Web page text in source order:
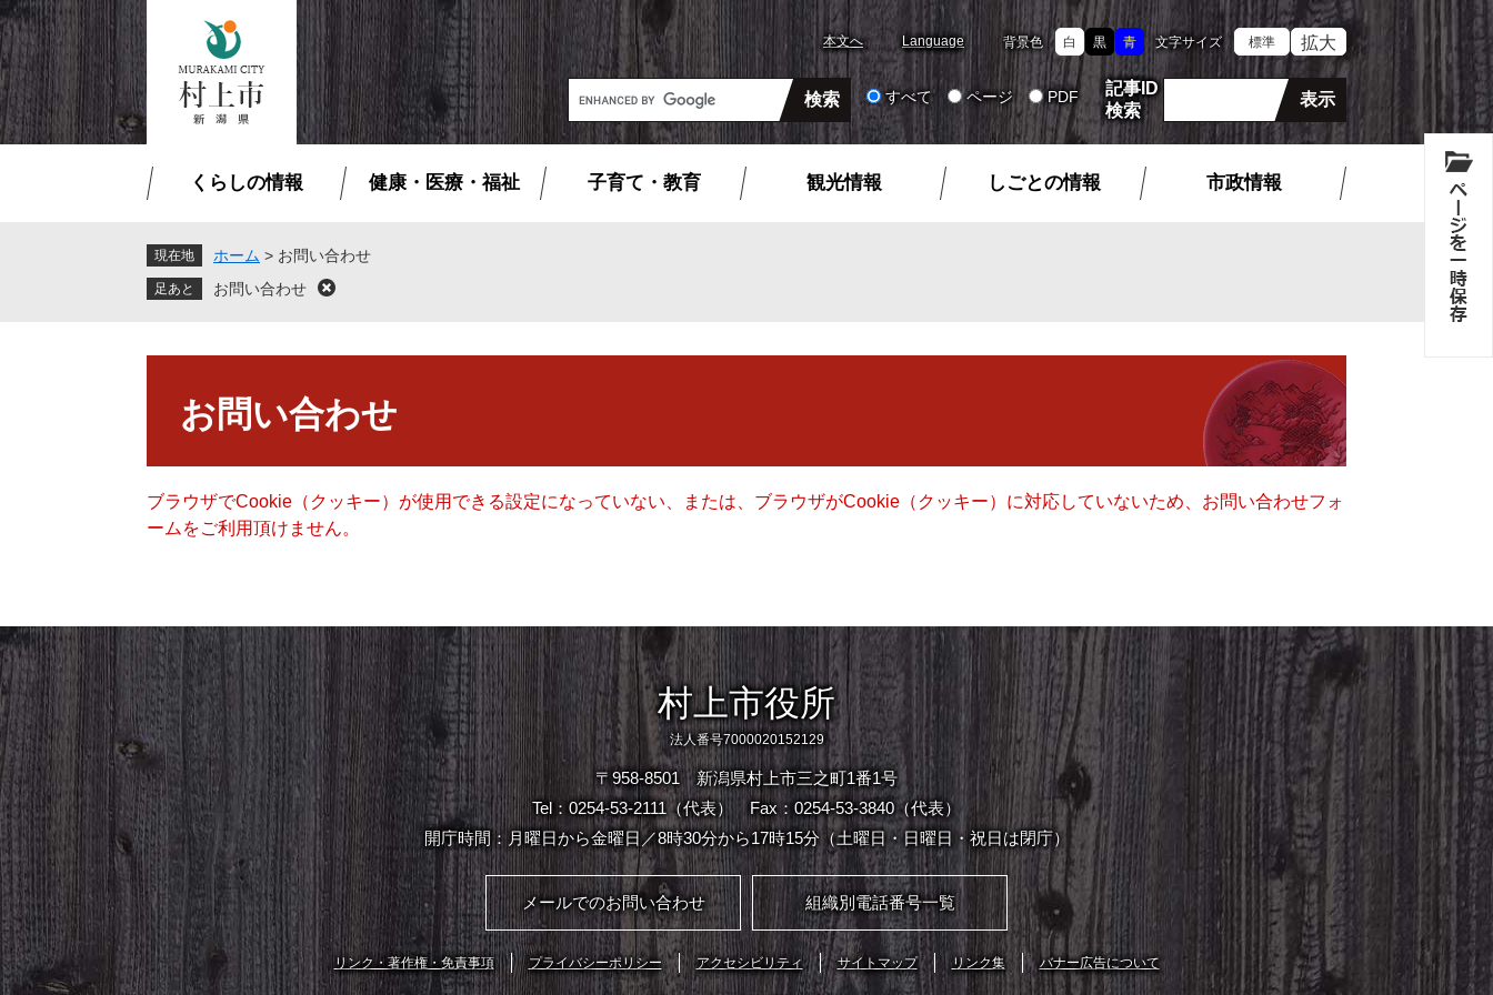
ペ
ー
ジ
の
先
頭
メ
ニ
ュ
ー
を
飛
本文へ Language 背景色 白 黒 青 文字サイズ 標準 拡大
G
o
o
検
すべて ページ PDF
記事ID
検索
くらしの情報 健康・医療・福祉 子育て・教育 観光情報 しごとの情報 市政情報
現在地 ホーム > お問い合わせ
お問い合わせ
閉
お問い合わせ
ブラウザでCookie（クッキー）が使用できる設定になっていない、または、ブラウザがCookie（クッキー）に対応していないため、お問い合わせフォ
ームをご利用頂けません。
村上市役所
法人番号7000020152129
〒958-8501 新潟県村上市三之町1番1号
Tel：0254-53-2111（代表）
Fax：0254-53-3840（代表）
開庁時間：月曜日から金曜日／8時30分から17時15分（土曜日・日曜日・祝日は閉庁）
メールでのお問い合わせ 組織別電話番号一覧
リンク・著作権・免責事項 プライバシーポリシー アクセシビリティ サイトマップ リンク集 バナー広告について